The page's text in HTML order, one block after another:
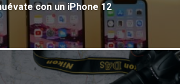
con un iPhone 12